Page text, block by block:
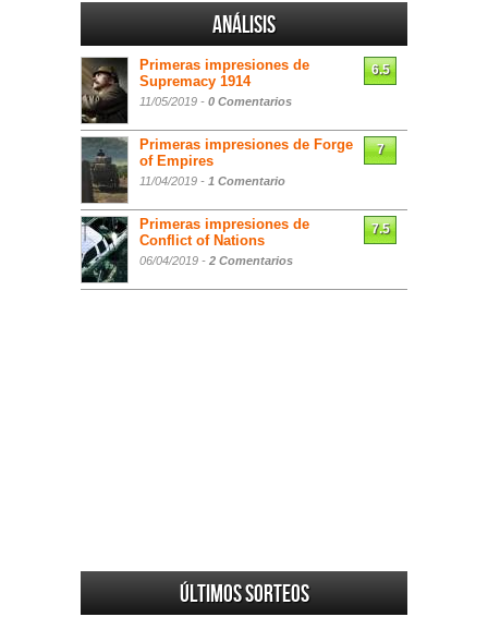
Análisis
Primeras impresiones de
Supremacy 1914
11/05/2019 - 0 Comentarios
6.5
Primeras impresiones de Forge
of Empires
11/04/2019 - 1 Comentario
7
Primeras impresiones de
Conflict of Nations
06/04/2019 - 2 Comentarios
7.5
Últimos sorteos